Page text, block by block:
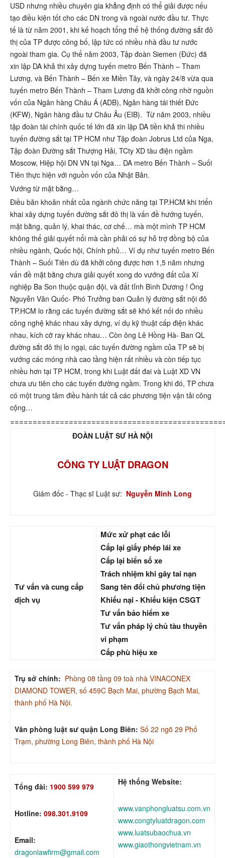
USD nhưng nhiều chuyên gia khẳng định có thể giải được nếu
tạo điều kiện tốt cho các DN trong và ngoài nước đầu tư. Thực
tế là từ năm 2001, khi kế hoạch tổng thể hệ thống đường sắt đô
thị của TP được công bố, lập tức có nhiều nhà đầu tư nước
ngoài tham gia. Cụ thể năm 2003, Tập đoàn Siemen (Đức) đã
xin lập DA khả thi xây dựng tuyến metro Bến Thành – Tham
Lương, và Bến Thành – Bến xe Miền Tây, và ngày 24/8 vừa qua
tuyến metro Bến Thành – Tham Lương đã khởi công nhờ nguồn
vốn của Ngân hàng Châu Á (ADB), Ngân hàng tái thiết Đức
(KFW), Ngân hàng đầu tư Châu Âu (EIB). Từ năm 2003, nhiều
tập đoàn tài chính quốc tế lớn đã xin lập DA tiền khả thi nhiều
tuyến đường sắt tại TP HCM như Tập đoàn Jobrus Ltd của Nga,
Tập đoàn Đường sắt Thượng Hải, TCty XD tàu điện ngầm
Moscow, Hiệp hội DN VN tại Nga… DA metro Bến Thành – Suối
Tiên thực hiện với nguồn vốn của Nhật Bản.
Vướng từ mặt bằng…
Điều băn khoăn nhất của ngành chức năng tại TP.HCM khi triển
khai xây dựng tuyến đường sắt đô thị là vấn đề hướng tuyến,
mặt bằng, quản lý, khai thác, cơ chế… mà một mình TP HCM
không thể giải quyết nổi mà cần phải có sự hỗ trợ đồng bộ của
nhiều ngành, Quốc hội, Chính phủ… Ví dụ như tuyến metro Bến
Thành – Suối Tiên dù đã khởi công được hơn 1,5 năm nhưng
vấn đề mặt bằng chưa giải quyết xong do vướng đất của Xí
nghiệp Ba Son thuộc quận đội, và đất tỉnh Bình Dương ! Ông
Nguyễn Văn Quốc- Phó Trưởng ban Quản lý đường sắt nội đô
TP.HCM lo rằng các tuyến đường sắt sẽ khó kết nối do nhiều
công nghệ khác nhau xây dựng, ví dụ kỹ thuật cấp điện khác
nhau, kích cỡ ray khác nhau… Còn ông Lê Hồng Hà- Ban QL
đường sắt đô thị lo ngại, các tuyến đường ngầm của TP sẽ bị
vướng các móng nhà cao tầng hiện rất nhiều và còn tiếp tục
nhiều hơn tại TP HCM, trong khi Luật đất đai và Luật XD VN
chưa ưu tiên cho các tuyến đường ngầm. Trong khi đó, TP chưa
có một trung tâm điều hành tất cả các phương tiện vận tải công
cộng…
ĐOÀN LUẬT SƯ HÀ NỘI
CÔNG TY LUẬT DRAGON
Giám đốc - Thạc sĩ Luật sư: Nguyễn Minh Long
Tư vấn và cung cấp
dịch vụ
Mức xử phạt các lỗi
Cấp lại giấy phép lái xe
Cấp lại biển số xe
Trách nhiệm khi gây tai nạn
Sang tên đổi chủ phương tiện
Khiếu nại - Khiếu kiện CSGT
Tư vấn bảo hiểm xe
Tư vấn pháp lý chủ tàu thuyền
vi phạm
Cấp phù hiệu xe
Trụ sở chính: Phòng 08 tầng 09 toà nhà VINACONEX
DIAMOND TOWER, số 459C Bạch Mai, phường Bạch Mai,
thành phố Hà Nội.
Văn phòng luật sư quận Long Biên: Số 22 ngõ 29 Phố
Trạm, phường Long Biên, thành phố Hà Nội
Tổng đài: 1900 599 979
Hotline: 098.301.9109
Email:
dragonlawfirm@gmail.com
Hệ thống Website:
www.vanphongluatsu.com.vn
www.congtyluatdragon.com
www.luatsubaochua.vn
www.giaothongvietnam.vn